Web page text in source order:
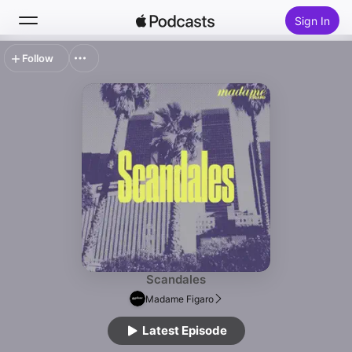
Sign In
Top Charts
Scandales
Madame Figaro
Latest Episode
Follow